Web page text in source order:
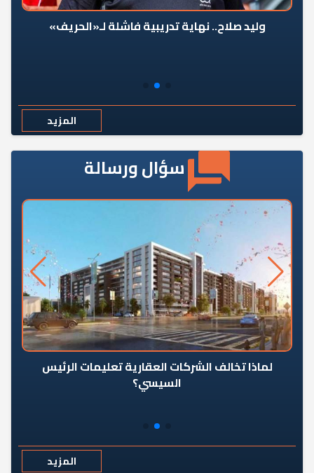
وليد صلاح.. نهاية تدريبية فاشلة لـ«الحريف»
المزيد
سؤال ورسالة
لماذا تخالف الشركات العقارية تعليمات الرئيس
السيسي؟
المزيد